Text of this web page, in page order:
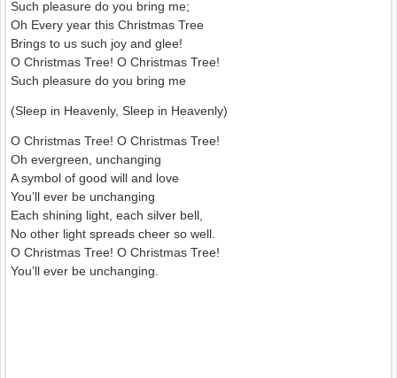
Such pleasure do you bring me;
Oh Every year this Christmas Tree
Brings to us such joy and glee!
O Christmas Tree! O Christmas Tree!
Such pleasure do you bring me
(Sleep in Heavenly, Sleep in Heavenly)
O Christmas Tree! O Christmas Tree!
Oh evergreen, unchanging
A symbol of good will and love
You’ll ever be unchanging
Each shining light, each silver bell,
No other light spreads cheer so well.
O Christmas Tree! O Christmas Tree!
You’ll ever be unchanging.